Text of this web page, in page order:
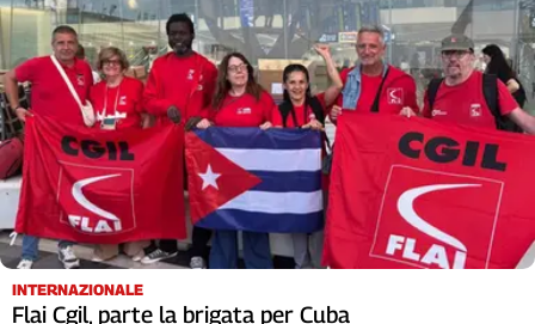
Liguria
Lombardia
Marche
Piemonte
Puglia
Sardegna
Sicilia
Toscana
Trentino
Umbria
Valle
INTERNAZIONALE
Flai Cgil, parte la brigata per Cuba